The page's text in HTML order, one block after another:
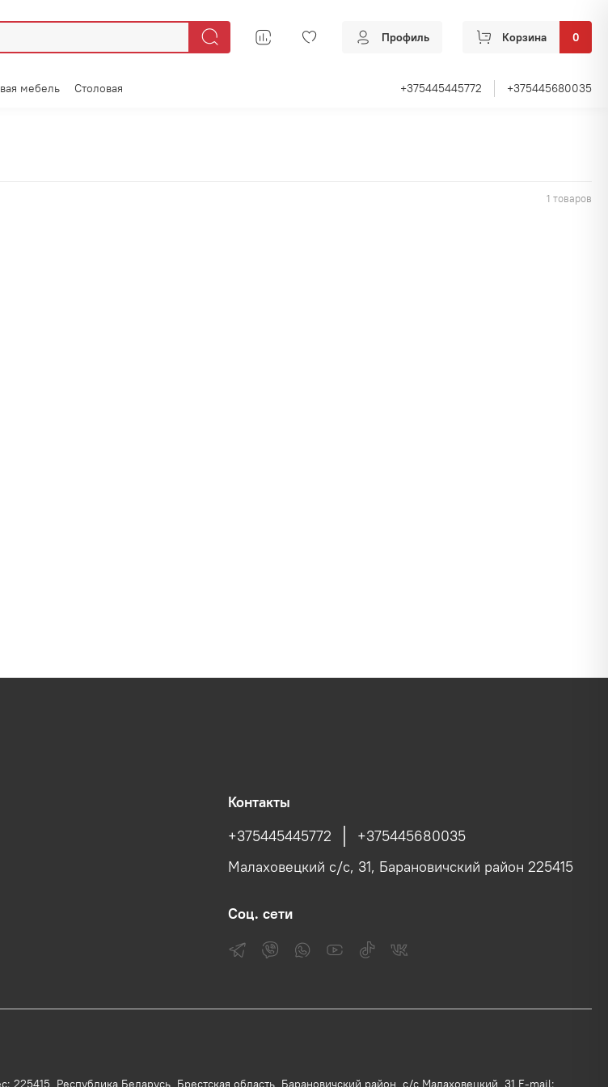
Профиль Корзина 0
мебель Столовая +375445445772 +375445680035
1 товаров
Контакты
+375445445772
+375445680035
Малаховецкий с/c, 31, Барановичский район 225415
Соц. сети
Республика Беларусь, Брестская область, Барановичский район, с/с Малаховецкий, 31 E-mail: